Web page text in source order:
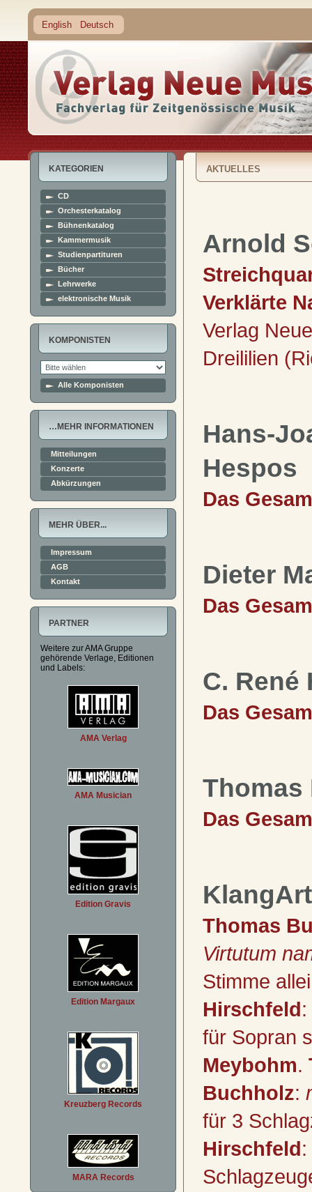
English Deutsch
KATEGORIEN
CD
Orchesterkatalog
Bühnenkatalog
Kammermusik
Studienpartituren
Bücher
Lehrwerke
elektronische Musik
KOMPONISTEN
Alle Komponisten
…MEHR INFORMATIONEN
Mitteilungen
Konzerte
Abkürzungen
MEHR ÜBER...
Impressum
AGB
Kontakt
PARTNER
Weitere zur AMA Gruppe
gehörende Verlage, Editionen
und Labels:
AMA Verlag
AMA Musician
Edition Gravis
Edition Margaux
Kreuzberg Records
MARA Records
AKTUELLES
Arnold
Verklärte
Verlag
Dreililien
Hans-
Hespos
Das
Dieter
Das
C. René
Das
Thomas
Das
Thomas
Virtutum
Stimme
Hirschfeld:
für Sopran
Meybohm.
Buchholz:
für 3
Hirschfeld: